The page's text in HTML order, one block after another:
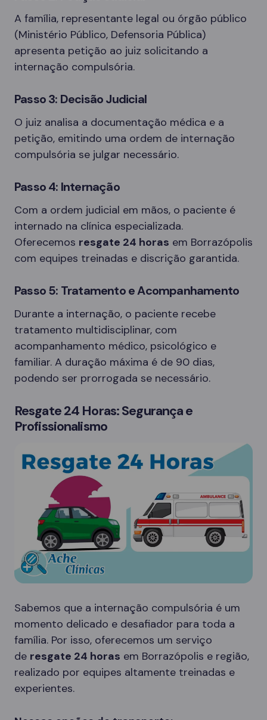
A família, representante legal ou órgão público
(Ministério Público, Defensoria Pública)
apresenta petição ao juiz solicitando a
internação compulsória.
Passo 3: Decisão Judicial
O juiz analisa a documentação médica e a
petição, emitindo uma ordem de internação
compulsória se julgar necessário.
Passo 4: Internação
Com a ordem judicial em mãos, o paciente é
internado na clínica especializada.
Oferecemos resgate 24 horas em Borrazópolis
com equipes treinadas e discrição garantida.
Passo 5: Tratamento e Acompanhamento
Durante a internação, o paciente recebe
tratamento multidisciplinar, com
acompanhamento médico, psicológico e
familiar. A duração máxima é de 90 dias,
podendo ser prorrogada se necessário.
Resgate 24 Horas: Segurança e
Profissionalismo
Sabemos que a internação compulsória é um
momento delicado e desafiador para toda a
família. Por isso, oferecemos um serviço
de resgate 24 horas em Borrazópolis e região,
realizado por equipes altamente treinadas e
experientes.